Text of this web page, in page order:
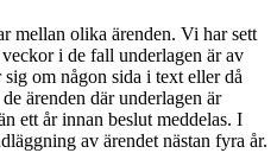
mellan olika ärenden. Vi har sett
i de fall underlagen är av
om någon sida i text eller då
ärenden där underlagen är
ett år innan beslut meddelas. I
av ärendet nästan fyra år.